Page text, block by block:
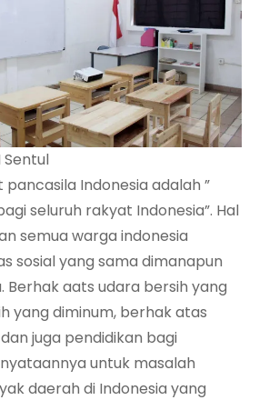
Sentul
pancasila Indonesia adalah ”
seluruh rakyat Indonesia”. Hal
semua warga indonesia
sosial yang sama dimanapun
Berhak aats udara bersih yang
yang diminum, berhak atas
juga pendidikan bagi
untuk masalah
daerah di Indonesia yang